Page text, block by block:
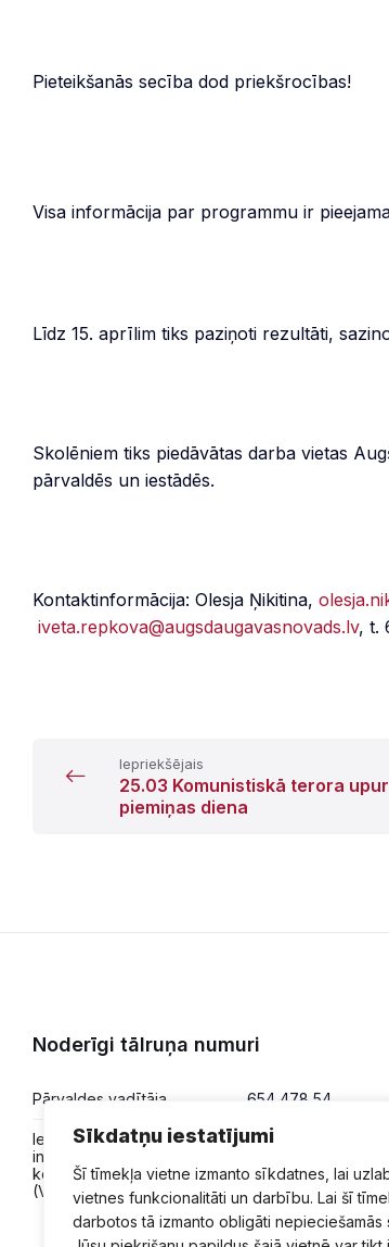
Sīkdatņu iestatījumi
Šī tīmekļa vietne izmanto sīkdatnes, lai
vietnes funkcionalitāti un darbību. Lai šī
darbotos tā izmanto obligāti nepieciešamās
Pieteikšanās secība dod priekšrocības!
Visa informācija par programmu ir
Līdz 15. aprīlim tiks paziņoti rezultāti,
Skolēniem tiks piedāvātas darba vietas
pārvaldēs un iestādēs.
Kontaktinformācija: Olesja Ņikitina,
iveta.repkova@augsdaugavasnovads.lv, t.
Iepriekšējais
25.03 Komunistiskā terora
piemiņas diena
Noderīgi tālruņa numuri
Pārvaldes vadītāja 654 478 54
Iesniegumi,
informācija,
konsultācijas
(VPVKAC)
654 478 50